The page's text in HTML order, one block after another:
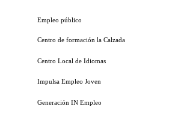
Empleo público
Centro de formación la Calzada
Centro Local de Idiomas
Impulsa Empleo Joven
Generación IN Empleo